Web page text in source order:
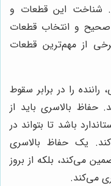
شناخت این قطعات و
صحیح و انتخاب قطعات
از مهم‌ترین قطعات
را در برابر سقوط
حفاظ بالاسری باید از
باشد تا بتواند در
یک حفاظ بالاسری
می‌کند، بلکه از بروز
می‌کند.